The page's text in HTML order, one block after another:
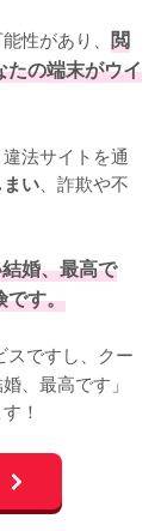
性があり、 閲
たの端末がウイ
法サイトを通
い 、詐欺や不
婚、最高で
です。
スですし、クー
、最高です」
！